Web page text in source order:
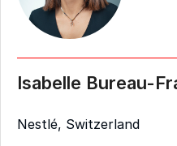
Isabelle Bureau-
Nestlé, Switzerland